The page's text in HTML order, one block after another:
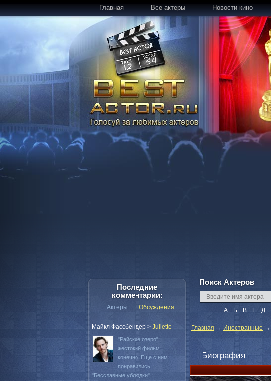
Главная Все актеры Новости кино
Поиск Актеров
А Б В Г Д
Главная → Иностранные →
Биография
Последние
комментарии:
Актёры Обсуждения
Майкл Фассбендер > Juliette
"Райское озеро"
жестокий фильм
конечно. Еще с ним
понравились
"Бесславные ублюдки"...